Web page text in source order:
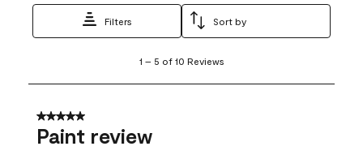
Filters Sort by
5
10
Reviews
1 – 5 of 10 Reviews
5 out of 5 stars.
Paint review